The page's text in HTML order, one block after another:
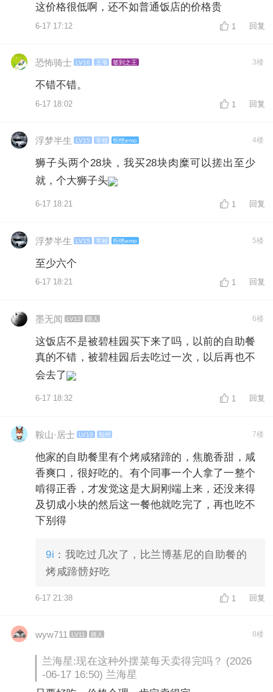
这价格很低啊，还不如普通饭店的价格贵
6-17 17:12 1 回复
恐怖骑士 LV16 王爷 签到之王 3楼
不错不错。
6-17 18:02 1 回复
浮梦半生 LV15 宰相 拒绝emo 4楼
狮子头两个28块，我买28块肉糜可以搓出至少
就，个大狮子头
6-17 18:21 1 回复
浮梦半生 LV15 宰相 拒绝emo 5楼
至少六个
6-17 18:21 1 回复
墨无闻 LV12 路人 6楼
这饭店不是被碧桂园买下来了吗，以前的自助餐
真的不错，被碧桂园后去吃过一次，以后再也不
会去了
6-17 18:32 1 回复
鞍山·居士 LV10 知州 7楼
他家的自助餐里有个烤咸猪蹄的，焦脆香甜，咸
香爽口，很好吃的。有个同事一个人拿了一整个
啃得正香，才发觉这是大厨刚端上来，还没来得
及切成小块的然后这一餐他就吃完了，再也吃不
下别得
9i ：我吃过几次了，比兰博基尼的自助餐的
烤咸蹄髈好吃
6-17 21:38 1 回复
wyw711 LV11 路人 8楼
兰海星:现在这种外摆菜每天卖得完吗？ (2026
-06-17 16:50) 兰海星